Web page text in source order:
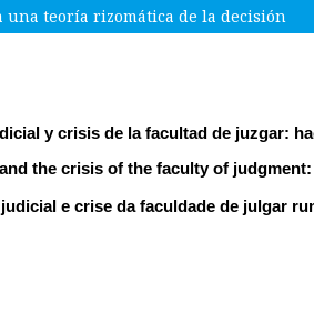
teoría rizomática de la decisión